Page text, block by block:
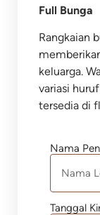
Full Bunga
Rangkaian
keluarga.
variasi
tersedia di
Nama
Tanggal